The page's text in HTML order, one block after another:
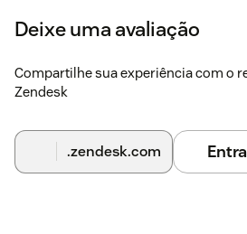
Deixe uma avaliação
Compartilhe sua experiência com o
Zendesk
.zendesk.com